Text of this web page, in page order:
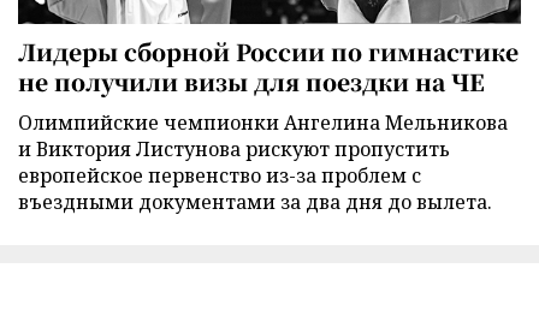
Лидеры сборной России по гимнастике
не получили визы для поездки на ЧЕ
Олимпийские чемпионки Ангелина Мельникова
и Виктория Листунова рискуют пропустить
европейское первенство из-за проблем с
въездными документами за два дня до вылета.